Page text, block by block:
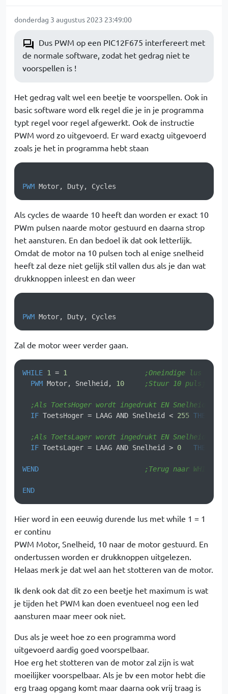
donderdag 3 augustus 2023 23:49:00
Dus PWM op een PIC12F675 interfereert met
de normale software, zodat het gedrag niet te
voorspellen is !
Het gedrag valt wel een beetje te voorspellen. Ook in
basic software word elk regel die je in je programma
typt regel voor regel afgewerkt. Ook de instructie
PWM word zo uitgevoerd. Er ward exactg uitgevoerd
zoals je het in programma hebt staan
PWM Motor, Duty, Cycles
Als cycles de waarde 10 heeft dan worden er exact 10
PWm pulsen naarde motor gestuurd en daarna strop
het aansturen. En dan bedoel ik dat ook letterlijk.
Omdat de motor na 10 pulsen toch al enige snelheid
heeft zal deze niet gelijk stil vallen dus als je dan wat
drukknoppen inleest en dan weer
PWM Motor, Duty, Cycles
Zal de motor weer verder gaan.
WHILE 1 = 1
;Oneindige lus
PWM Motor, Snelheid, 10 ;Stuur 10 pulsjes
;Als ToetsHoger wordt ingedrukt EN Snelheid is
IF ToetsHoger = LAAG AND Snelheid < 255 THEN
;Als ToetsLager wordt ingedrukt EN Snelheid is
IF ToetsLager = LAAG AND Snelheid > 0 THEN
WEND ;Terug naar WHILE
END
Hier word in een eeuwig durende lus met while 1 = 1
er continu
PWM Motor, Snelheid, 10 naar de motor gestuurd. En
ondertussen worden er drukknoppen uitgelezen.
Helaas merk je dat wel aan het stotteren van de motor.
Ik denk ook dat dit zo een beetje het maximum is wat
je tijden het PWM kan doen eventueel nog een led
aansturen maar meer ook niet.
Dus als je weet hoe zo een programma word
uitgevoerd aardig goed voorspelbaar.
Hoe erg het stotteren van de motor zal zijn is wat
moeilijker voorspelbaar. Als je bv een motor hebt die
erg traag opgang komt maar daarna ook vrij traag is